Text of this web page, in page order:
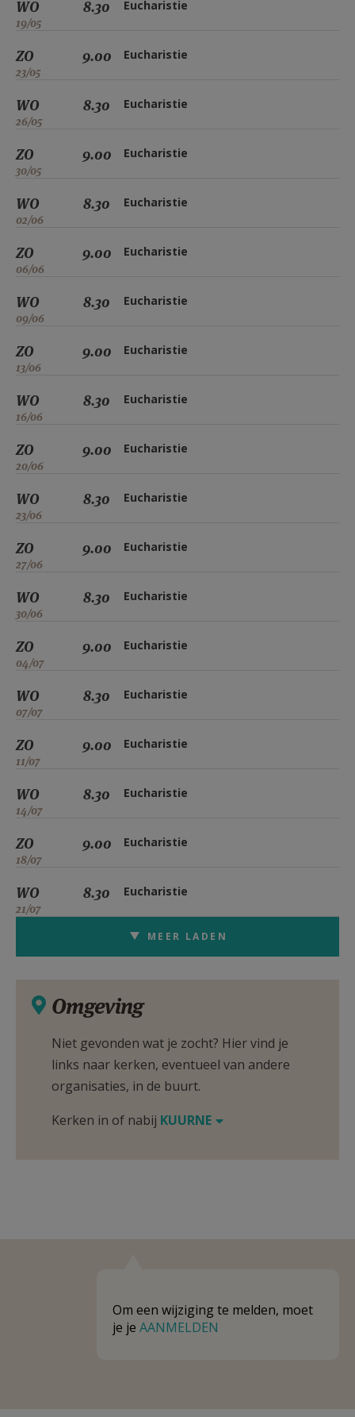
WO
19/05
8.30 Eucharistie
ZO
23/05
9.00 Eucharistie
WO
26/05
8.30 Eucharistie
ZO
30/05
9.00 Eucharistie
WO
02/06
8.30 Eucharistie
ZO
06/06
9.00 Eucharistie
WO
09/06
8.30 Eucharistie
ZO
13/06
9.00 Eucharistie
WO
16/06
8.30 Eucharistie
ZO
20/06
9.00 Eucharistie
WO
23/06
8.30 Eucharistie
ZO
27/06
9.00 Eucharistie
WO
30/06
8.30 Eucharistie
ZO
04/07
9.00 Eucharistie
WO
07/07
8.30 Eucharistie
ZO
11/07
9.00 Eucharistie
WO
14/07
8.30 Eucharistie
ZO
18/07
9.00 Eucharistie
WO
21/07
8.30 Eucharistie
MEER LADEN
Omgeving
Niet gevonden wat je zocht? Hier vind je
links naar kerken, eventueel van andere
organisaties, in de buurt.
Kerken in of nabij KUURNE
Om een wijziging te melden, moet
je je AANMELDEN